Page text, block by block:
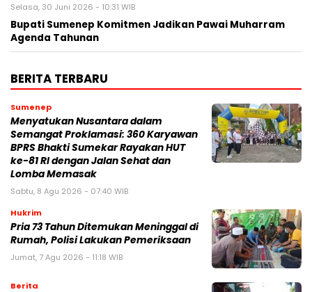
Selasa, 30 Juni 2026 - 10:31 WIB
Bupati Sumenep Komitmen Jadikan Pawai Muharram
Agenda Tahunan
BERITA TERBARU
Sumenep
Menyatukan Nusantara dalam
Semangat Proklamasi: 360 Karyawan
BPRS Bhakti Sumekar Rayakan HUT
ke-81 RI dengan Jalan Sehat dan
Lomba Memasak
Sabtu, 8 Agu 2026 - 07:40 WIB
Hukrim
Pria 73 Tahun Ditemukan Meninggal di
Rumah, Polisi Lakukan Pemeriksaan
Jumat, 7 Agu 2026 - 11:18 WIB
Berita